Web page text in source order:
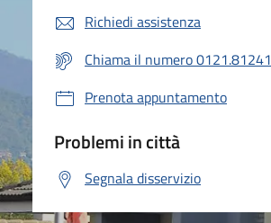
Richiedi assistenza
Chiama il numero 0121.81241
Prenota appuntamento
Problemi in città
Segnala disservizio